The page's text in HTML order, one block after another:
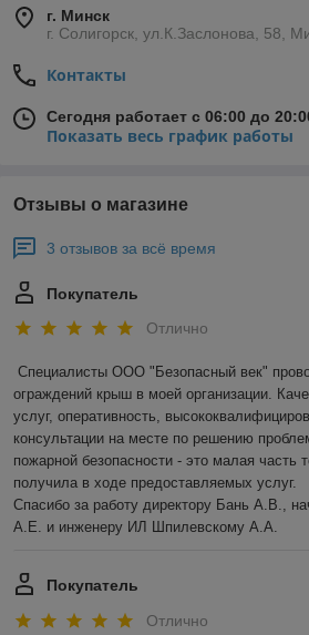
г. Минск
г. Солигорск, ул.К.Заслонова, 58,
Контакты
Сегодня работает с 06:00 до
Показать весь график работы
Отзывы о магазине
3 отзывов за всё время
Покупатель
Отлично
Специалисты ООО "Безопасный век"
ограждений крыш в моей организации.
услуг, оперативность,
консультации на месте по решению
пожарной безопасности - это малая часть
получила в ходе предоставляемых услуг.
Спасибо за работу директору Бань А.В.,
А.Е. и инженеру ИЛ Шпилевскому А.А.
Покупатель
Отлично